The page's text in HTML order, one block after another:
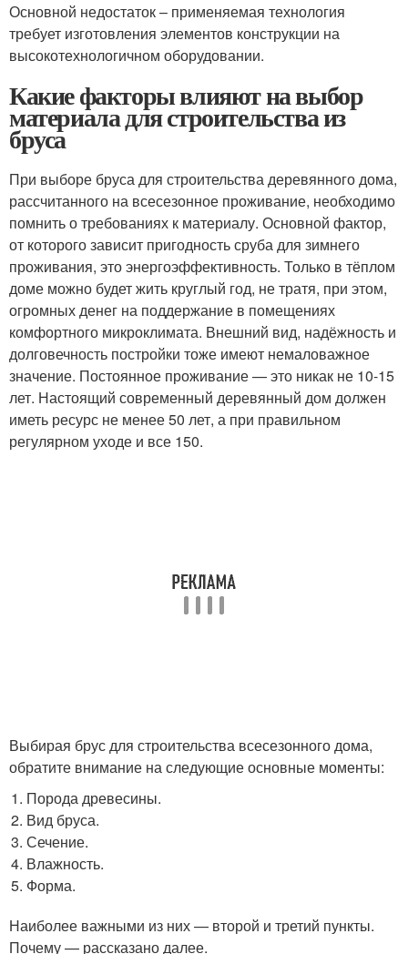
Основной недостаток – применяемая технология
требует изготовления элементов конструкции на
высокотехнологичном оборудовании.
Какие факторы влияют на выбор
материала для строительства из
бруса
При выборе бруса для строительства деревянного дома,
рассчитанного на всесезонное проживание, необходимо
помнить о требованиях к материалу. Основной фактор,
от которого зависит пригодность сруба для зимнего
проживания, это энергоэффективность. Только в тёплом
доме можно будет жить круглый год, не тратя, при этом,
огромных денег на поддержание в помещениях
комфортного микроклимата. Внешний вид, надёжность и
долговечность постройки тоже имеют немаловажное
значение. Постоянное проживание — это никак не 10-15
лет. Настоящий современный деревянный дом должен
иметь ресурс не менее 50 лет, а при правильном
регулярном уходе и все 150.
Выбирая брус для строительства всесезонного дома,
обратите внимание на следующие основные моменты:
Порода древесины.
Вид бруса.
Сечение.
Влажность.
Форма.
Наиболее важными из них — второй и третий пункты.
Почему — рассказано далее.